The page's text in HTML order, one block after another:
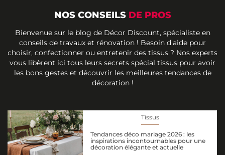
NOS CONSEILS DE PROS
Bienvenue sur le blog de Décor Discount, spécialiste en
conseils de travaux et rénovation ! Besoin d'aide pour
choisir, confectionner ou entretenir des tissus ? Nos experts
vous libèrent ici tous leurs secrets spécial tissus pour avoir
les bons gestes et découvrir les meilleures tendances de
décoration !
Tissus
Tendances déco mariage 2026 : les
inspirations incontournables pour une
décoration élégante et actuelle